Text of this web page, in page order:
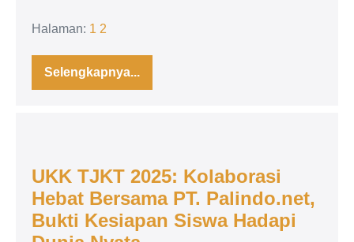
Halaman: 1 2
Selengkapnya...
Panduan
Lengkap
2025:
Kolaborasi
Hebat
UKK TJKT 2025: Kolaborasi
Hebat Bersama PT. Palindo.net,
Bukti Kesiapan Siswa Hadapi